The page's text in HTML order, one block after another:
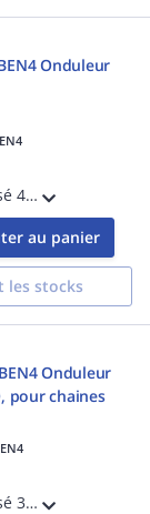
Onduleur
Onduleur Wave triphasé 4kVA, gamme Résidentielle, compatible avec l'écosystème de SolarEdge : Chargeur de VE, et appareils de domotique.
au panier
les stocks
Onduleur
pour chaines
Onduleur Wave triphasé 3kVA BO, pour chaines courtes, gamme Résidentielle, compatible avec l'écosystème de SolarEdge : Chargeur de VE, et appareils de domotique.